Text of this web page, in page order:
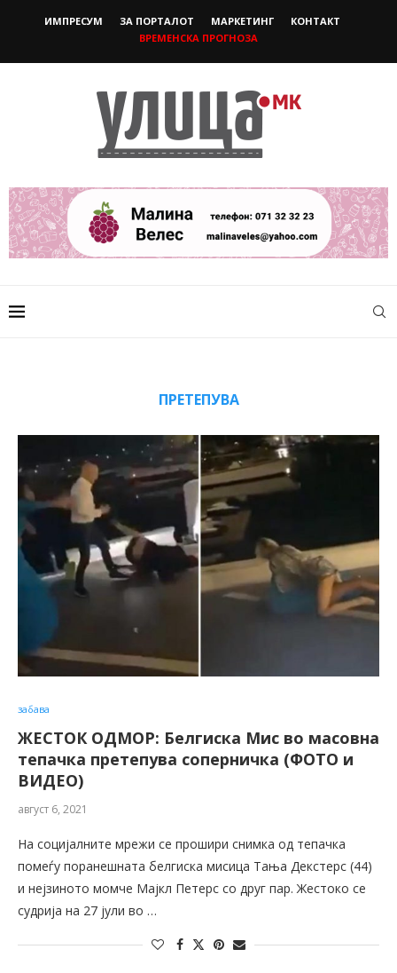
ИМПРЕСУМ ЗА ПОРТАЛОТ МАРКЕТИНГ
КОНТАКТ
ВРЕМЕНСКА ПРОГНОЗА
ПРЕТЕПУВА
забава
ЖЕСТОК ОДМОР: Белгиска Мис во масовна
тепачка претепува соперничка (ФОТО и
ВИДЕО)
август 6, 2021
На социјалните мрежи се прошири снимка од тепачка
помеѓу поранешната белгиска мисица Тања Декстерс (44)
и нејзиното момче Мајкл Петерс со друг пар. Жестоко се
судрија на 27 јули во …